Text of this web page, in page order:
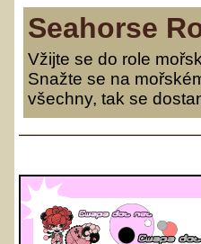
Seahorse
Vžijte se do role
Snažte se na
všechny, tak se